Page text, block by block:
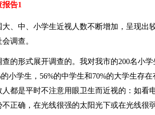
告1
大、中、小学生近视人数不断增加，呈现出
调查。
的形式展开调查的。我对我市的200名小
小学生，56%的中学生和70%的大学生存
都是平时不注意用眼卫生而近视的：如看
正确，在光线很强的太阳光下或在光线很